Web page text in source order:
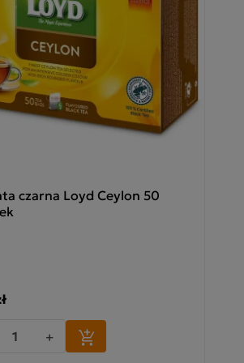
czarna Loyd Ceylon 50
+